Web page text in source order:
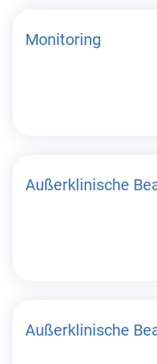
Monitoring
Außerklinische
Außerklinische